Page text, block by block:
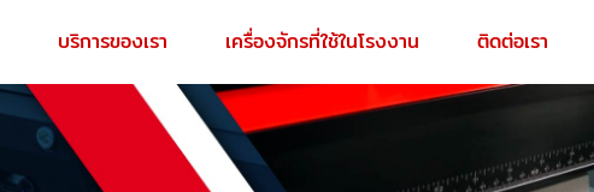
บริการของเรา เครื่องจักรที่ใช้ในโรงงาน ติดต่อเรา